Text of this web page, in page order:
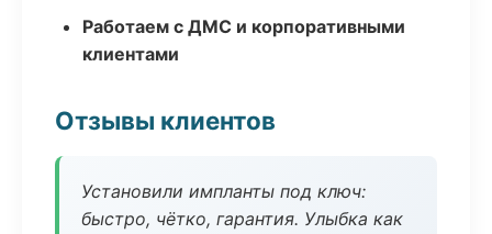
Работаем с ДМС и корпоративными
клиентами
Отзывы клиентов
Установили импланты под ключ:
быстро, чётко, гарантия. Улыбка как